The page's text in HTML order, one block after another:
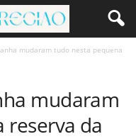
mudaram tudo nesta pequena
mudaram
reserva da